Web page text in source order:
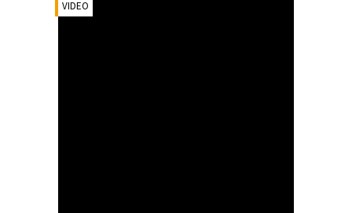
VIDEO